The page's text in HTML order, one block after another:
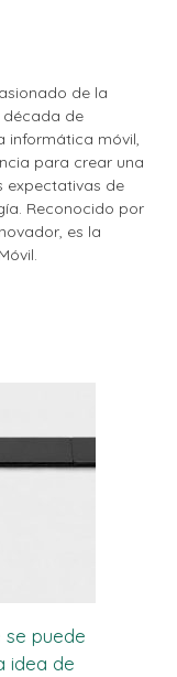
de la
década de
informática móvil,
para crear una
expectativas de
Reconocido por
es la
puede
idea de